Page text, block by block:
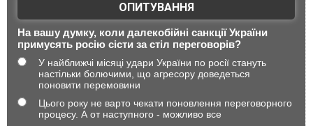
ОПИТУВАННЯ
На вашу думку, коли далекобійні санкції України
примусять росію сісти за стіл переговорів?
У найближчі місяці удари України по росії стануть
настільки болючими, що агресору доведеться
поновити перемовини
Цього року не варто чекати поновлення переговорного
процесу. А от наступного - можливо все